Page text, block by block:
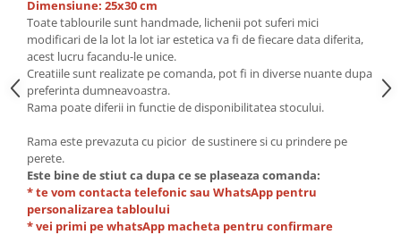
Dimensiune: 25x30 cm
Toate tablourile sunt handmade, lichenii pot suferi mici
modificari de la lot la lot iar estetica va fi de fiecare data diferita,
acest lucru facandu-le unice.
Creatiile sunt realizate pe comanda, pot fi in diverse nuante dupa
preferinta dumneavoastra.
Rama poate diferii in functie de disponibilitatea stocului.
Rama este prevazuta cu picior de sustinere si cu prindere pe
perete.
Este bine de stiut ca dupa ce se plaseaza comanda:
* te vom contacta telefonic sau WhatsApp pentru
personalizarea tabloului
* vei primi pe whatsApp macheta pentru confirmare